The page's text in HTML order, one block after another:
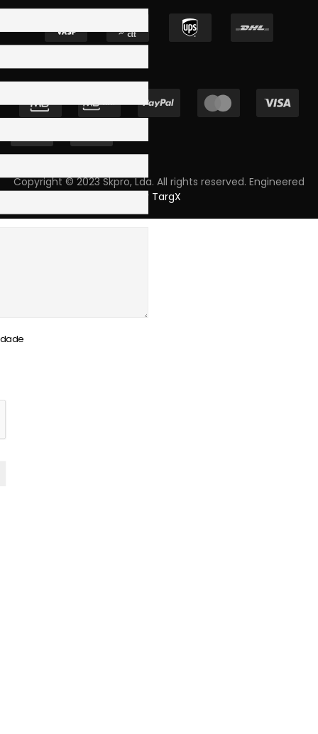
Copyright © 2023 Skpro, Lda. All rights reserved. Engineered
by TargX